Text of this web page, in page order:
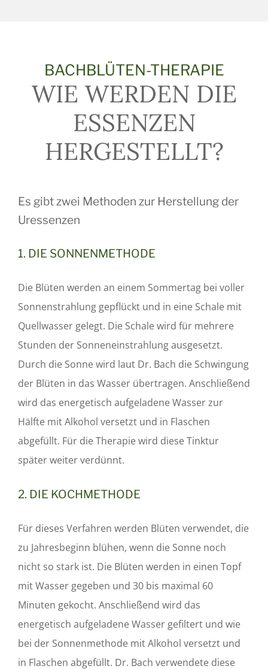
BACHBLÜTEN-THERAPIE
WIE WERDEN DIE
ESSENZEN
HERGESTELLT?
Es gibt zwei Methoden zur Herstellung der
Uressenzen
1. DIE SONNENMETHODE
Die Blüten werden an einem Sommertag bei voller
Sonnenstrahlung gepflückt und in eine Schale mit
Quellwasser gelegt. Die Schale wird für mehrere
Stunden der Sonneneinstrahlung ausgesetzt.
Durch die Sonne wird laut Dr. Bach die Schwingung
der Blüten in das Wasser übertragen. Anschließend
wird das energetisch aufgeladene Wasser zur
Hälfte mit Alkohol versetzt und in Flaschen
abgefüllt. Für die Therapie wird diese Tinktur
später weiter verdünnt.
2. DIE KOCHMETHODE
Für dieses Verfahren werden Blüten verwendet, die
zu Jahresbeginn blühen, wenn die Sonne noch
nicht so stark ist. Die Blüten werden in einen Topf
mit Wasser gegeben und 30 bis maximal 60
Minuten gekocht. Anschließend wird das
energetisch aufgeladene Wasser gefiltert und wie
bei der Sonnenmethode mit Alkohol versetzt und
in Flaschen abgefüllt. Dr. Bach verwendete diese